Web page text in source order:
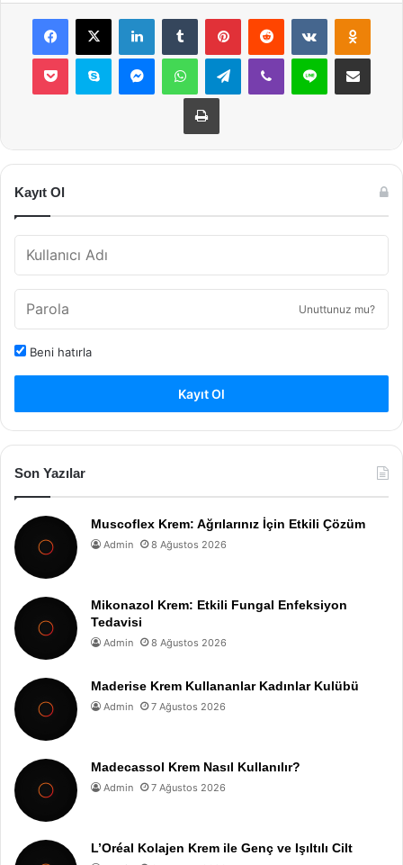
Facebook
X LinkedInTumblr PinterestReddit VKontakte
Pocket Skype MessengerWhatsAppTelegramViber Line E-Posta ile
Yazdır
Kayıt Ol
Unuttunuz mu?
Beni hatırla
Kayıt Ol
Son Yazılar
Muscoflex Krem: Ağrılarınız İçin Etkili Çözüm
Admin 8 Ağustos 2026
Mikonazol Krem: Etkili Fungal Enfeksiyon
Tedavisi
Admin 8 Ağustos 2026
Maderise Krem Kullananlar Kadınlar Kulübü
Admin 7 Ağustos 2026
Madecassol Krem Nasıl Kullanılır?
Admin 7 Ağustos 2026
L’Oréal Kolajen Krem ile Genç ve Işıltılı Cilt